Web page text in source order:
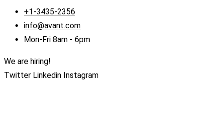
+1-3435-2356
info@avant.com
Mon-Fri 8am - 6pm
We are hiring!
Twitter Linkedin Instagram